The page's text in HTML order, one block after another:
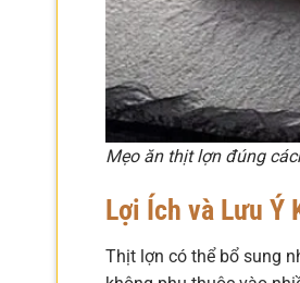
Mẹo ăn thịt lợn đúng
Lợi Ích và Lưu Ý
Thịt lợn có thể bổ sung